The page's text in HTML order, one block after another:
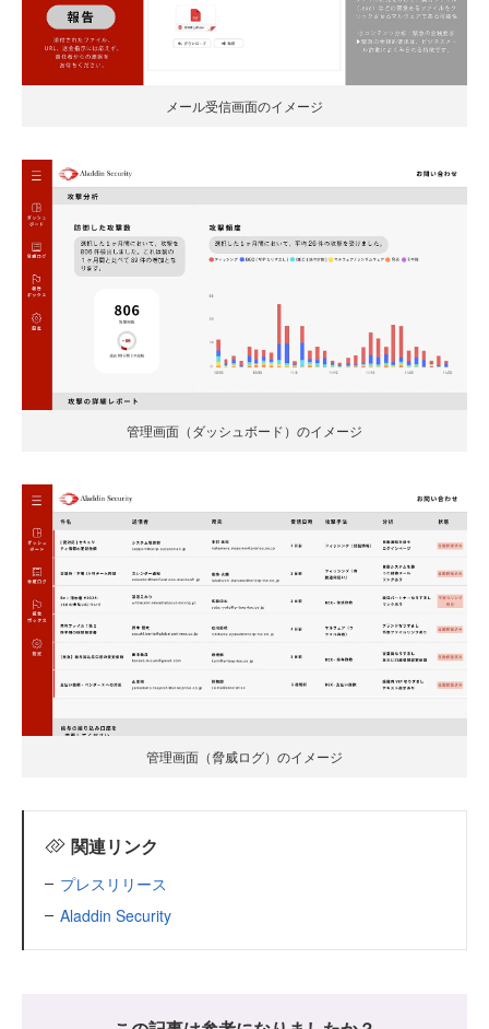
メール受信画面のイメージ
管理画面（ダッシュボード）のイメージ
管理画面（脅威ログ）のイメージ
関連リンク
プレスリリース
Aladdin Security